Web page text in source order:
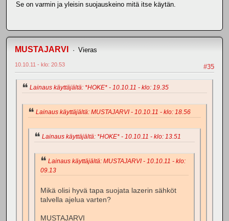
Se on varmin ja yleisin suojauskeino mitä itse käytän.
MUSTAJARVI Vieras
#35
10.10.11 - klo: 20.53
Lainaus käyttäjältä: *HOKE* - 10.10.11 - klo: 19.35
Lainaus käyttäjältä: MUSTAJARVI - 10.10.11 - klo: 18.56
Lainaus käyttäjältä: *HOKE* - 10.10.11 - klo: 13.51
Lainaus käyttäjältä: MUSTAJARVI - 10.10.11 - klo:
09.13
Mikä olisi hyvä tapa suojata lazerin sähköt
talvella ajelua varten?
MUSTAJARVI